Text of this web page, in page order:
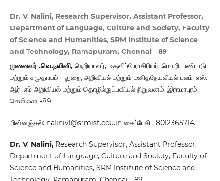
Dr. V. Nalini, Research Supervisor, Assistant Professor,
Department of Language, Culture and Society, Faculty
of Science and Humanities, SRM Institute of Science
and Technology, Ramapuram, Chennai - 89
முனைவர் .வெ.நளினி, நெறியாளர், உதவிப்பேராசிரியர், மொழி, பண்பாடு
மற்றும் சமுதாயம் - துறை, அறிவியல் மற்றும் மனிதநேயவியல் புலம், எஸ்.
ஆர் .எம் அறிவியல் மற்றும் தொழில்நுட்பவியல் நிறுவனம், இராமாபுரம்,
சென்னை -89.
மின்னஞ்சல்: nalinivl@srmist.edu.in கைப்பேசி : 8012365714.
Dr. V. Nalini, Research Supervisor, Assistant Professor,
Department of Language, Culture and Society, Faculty of
Science and Humanities, SRM Institute of Science and